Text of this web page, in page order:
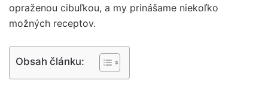
opraženou cibuľkou, a my prinášame niekoľko
možných receptov.
Obsah článku: